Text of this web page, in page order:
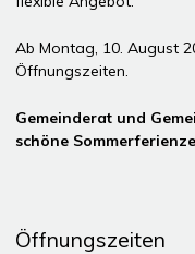
Ab Montag, 10. August
Öffnungszeiten.
Gemeinderat und
schöne
Öffnungszeiten